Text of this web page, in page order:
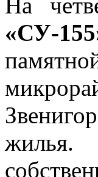
На
«СУ-
жилья.